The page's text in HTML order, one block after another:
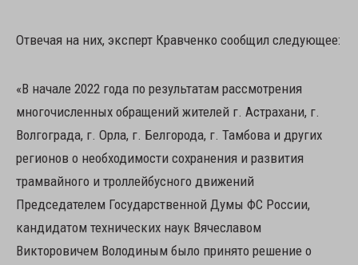
Отвечая на них, эксперт Кравченко сообщил следующее:
«В начале 2022 года по результатам рассмотрения
многочисленных обращений жителей г. Астрахани, г.
Волгограда, г. Орла, г. Белгорода, г. Тамбова и других
регионов о необходимости сохранения и развития
трамвайного и троллейбусного движений
Председателем Государственной Думы ФС России,
кандидатом технических наук Вячеславом
Викторовичем Володиным было принято решение о